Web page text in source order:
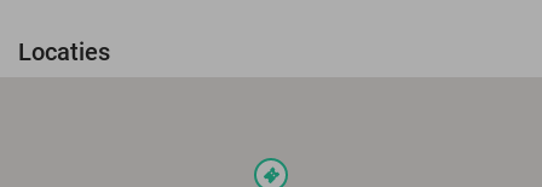
Locaties
events